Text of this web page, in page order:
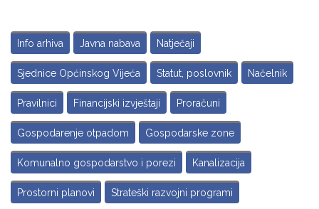
Info arhiva Javna nabava Natječaji
Sjednice Općinskog Vijeća Statut, poslovnik Načelnik
Pravilnici Financijski izvještaji Proračuni
Gospodarenje otpadom Gospodarske zone
Komunalno gospodarstvo i porezi Kanalizacija
Prostorni planovi Strateški razvojni programi